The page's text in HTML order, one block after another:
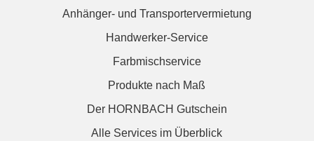
Anhänger- und Transportervermietung
Handwerker-Service
Farbmischservice
Produkte nach Maß
Der HORNBACH Gutschein
Alle Services im Überblick